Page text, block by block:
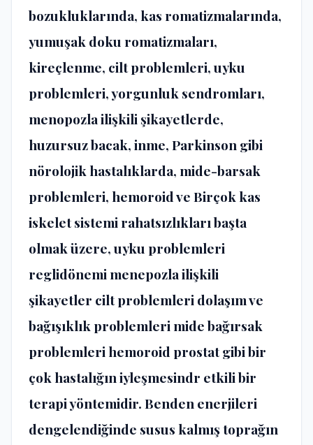
bozukluklarında, kas romatizmalarında,
yumuşak doku romatizmaları,
kireçlenme, cilt problemleri, uyku
problemleri, yorgunluk sendromları,
menopozla ilişkili şikayetlerde,
huzursuz bacak, inme, Parkinson gibi
nörolojik hastalıklarda, mide-barsak
problemleri, hemoroid ve Birçok kas
iskelet sistemi rahatsızlıkları başta
olmak üzere, uyku problemleri
reglidönemi menepozla ilişkili
şikayetler cilt problemleri dolaşım ve
bağışıklık problemleri mide bağırsak
problemleri hemoroid prostat gibi bir
çok hastalığın iyleşmesindr etkili bir
terapi yöntemidir. Benden enerjileri
dengelendiğinde susus kalmış toprağın